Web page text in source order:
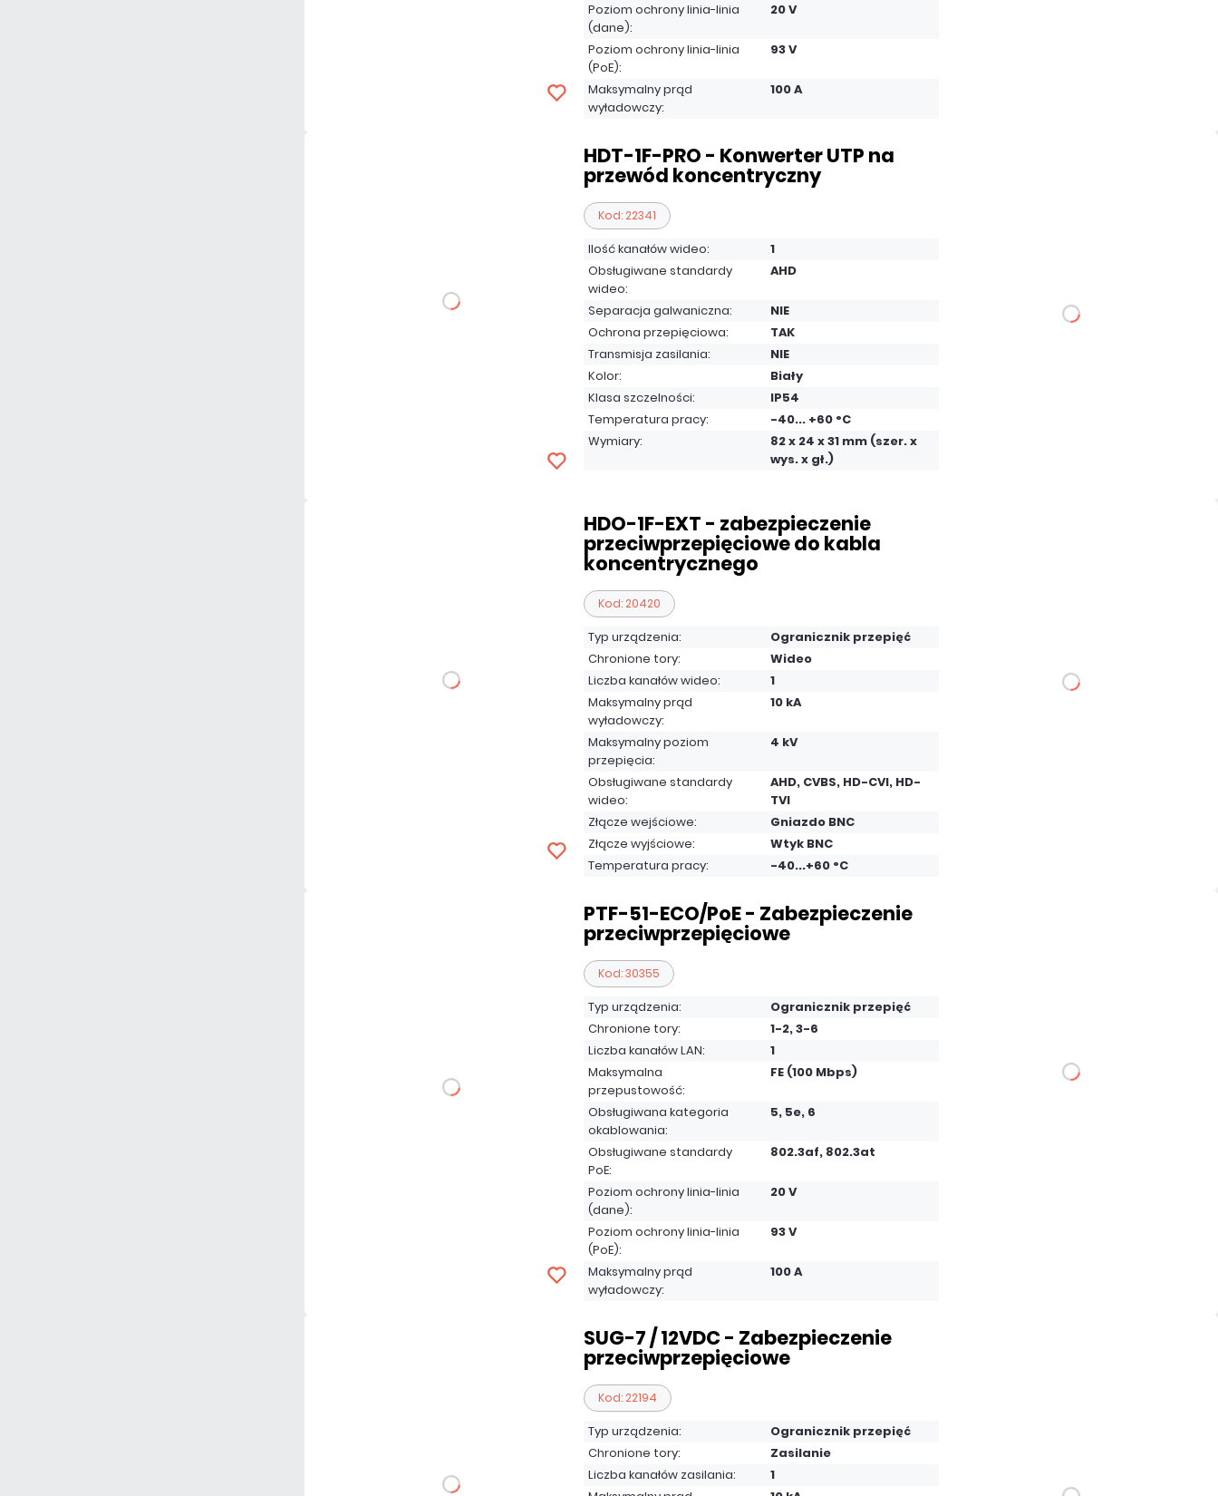
Poziom ochrony linia-linia
(dane):
20 V
Poziom ochrony linia-linia
(PoE):
93 V
Maksymalny prąd
wyładowczy:
100 A
HDT-1F-PRO - Konwerter UTP na
przewód koncentryczny
Kod: 22341
Ilość kanałów wideo:
1
Obsługiwane standardy
wideo:
AHD
Separacja galwaniczna:
NIE
Ochrona przepięciowa:
TAK
Transmisja zasilania:
NIE
Kolor:
Biały
Klasa szczelności:
IP54
Temperatura pracy:
-40... +60 °C
Wymiary:
82 x 24 x 31 mm (szer. x
wys. x gł.)
DO KOSZYKA
HDO-1F-EXT - zabezpieczenie
przeciwprzepięciowe do kabla
koncentrycznego
Kod: 20420
Typ urządzenia:
Ogranicznik przepięć
Chronione tory:
Wideo
Liczba kanałów wideo:
1
Maksymalny prąd
wyładowczy:
10 kA
Maksymalny poziom
przepięcia:
4 kV
Obsługiwane standardy
wideo:
AHD, CVBS, HD-CVI, HD-
TVI
Złącze wejściowe:
Gniazdo BNC
Złącze wyjściowe:
Wtyk BNC
Temperatura pracy:
-40...+60 °C
DO KOSZYKA
PTF-51-ECO/PoE - Zabezpieczenie
przeciwprzepięciowe
Kod: 30355
Typ urządzenia:
Ogranicznik przepięć
Chronione tory:
1-2, 3-6
Liczba kanałów LAN:
1
Maksymalna
przepustowość:
FE (100 Mbps)
Obsługiwana kategoria
okablowania:
5, 5e, 6
Obsługiwane standardy
PoE:
802.3af, 802.3at
Poziom ochrony linia-linia
(dane):
20 V
Poziom ochrony linia-linia
(PoE):
93 V
Maksymalny prąd
wyładowczy:
100 A
DO KOSZYKA
SUG-7 / 12VDC - Zabezpieczenie
przeciwprzepięciowe
Kod: 22194
Typ urządzenia:
Ogranicznik przepięć
Chronione tory:
Zasilanie
Liczba kanałów zasilania:
1